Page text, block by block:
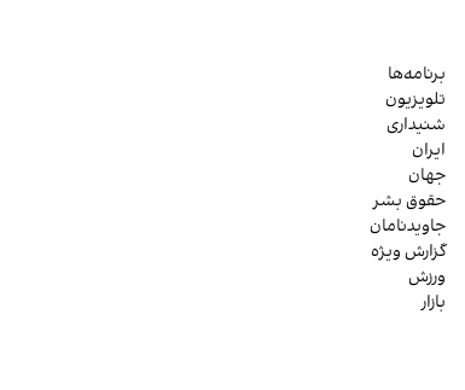
برنامه‌ها
تلویزیون
شنیداری
ایران
جهان
حقوق بشر
جاویدنامان
گزارش ویژه
ورزش
بازار